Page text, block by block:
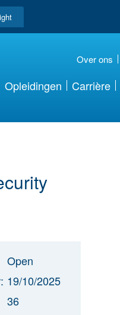
Over ons
Opleidingen Carrière
Open
19/10/2025
36